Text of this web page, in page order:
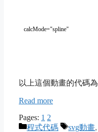
calcMode="spline"
以上這個動畫的代碼為
Read more
Pages: 1 2
Categories
程式代碼 Tags
svg動畫,